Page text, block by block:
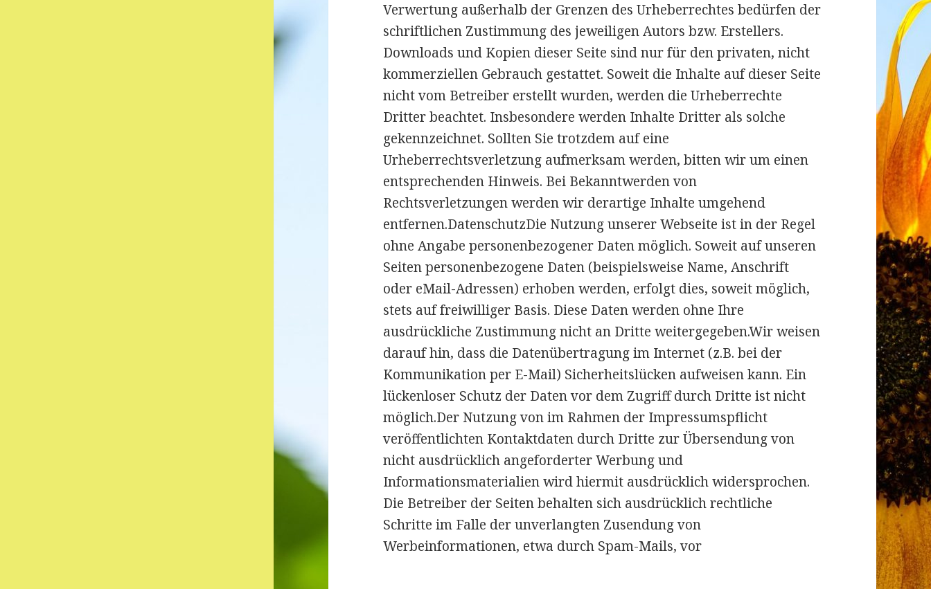
Verwertung außerhalb der Grenzen des Urheberrechtes bedürfen der
schriftlichen Zustimmung des jeweiligen Autors bzw. Erstellers.
Downloads und Kopien dieser Seite sind nur für den privaten, nicht
kommerziellen Gebrauch gestattet. Soweit die Inhalte auf dieser Seite
nicht vom Betreiber erstellt wurden, werden die Urheberrechte
Dritter beachtet. Insbesondere werden Inhalte Dritter als solche
gekennzeichnet. Sollten Sie trotzdem auf eine
Urheberrechtsverletzung aufmerksam werden, bitten wir um einen
entsprechenden Hinweis. Bei Bekanntwerden von
Rechtsverletzungen werden wir derartige Inhalte umgehend
entfernen.DatenschutzDie Nutzung unserer Webseite ist in der Regel
ohne Angabe personenbezogener Daten möglich. Soweit auf unseren
Seiten personenbezogene Daten (beispielsweise Name, Anschrift
oder eMail-Adressen) erhoben werden, erfolgt dies, soweit möglich,
stets auf freiwilliger Basis. Diese Daten werden ohne Ihre
ausdrückliche Zustimmung nicht an Dritte weitergegeben.Wir weisen
darauf hin, dass die Datenübertragung im Internet (z.B. bei der
Kommunikation per E-Mail) Sicherheitslücken aufweisen kann. Ein
lückenloser Schutz der Daten vor dem Zugriff durch Dritte ist nicht
möglich.Der Nutzung von im Rahmen der Impressumspflicht
veröffentlichten Kontaktdaten durch Dritte zur Übersendung von
nicht ausdrücklich angeforderter Werbung und
Informationsmaterialien wird hiermit ausdrücklich widersprochen.
Die Betreiber der Seiten behalten sich ausdrücklich rechtliche
Schritte im Falle der unverlangten Zusendung von
Werbeinformationen, etwa durch Spam-Mails, vor